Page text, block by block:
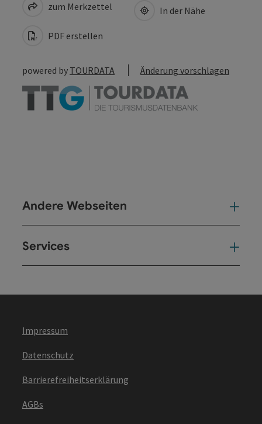
zum Merkzettel
PDF erstellen
In der Nähe
powered by TOURDATA Änderung vorschlagen
Andere Webseiten
Services
Impressum
Datenschutz
Barrierefreiheitserklärung
AGBs